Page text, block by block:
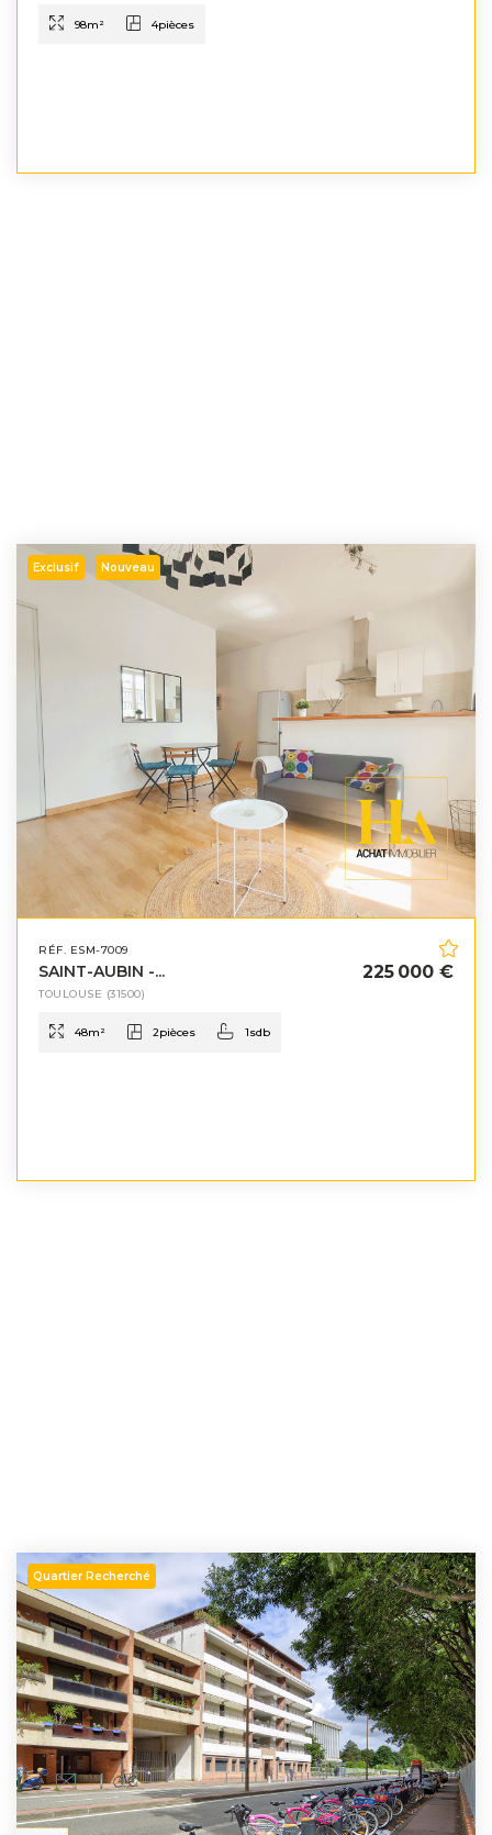
98m² 4pièces
Exclusif Nouveau
RÉF. ESM-7009
SAINT-AUBIN -...
TOULOUSE (31500)
225 000 €
48m² 2pièces 1sdb
Quartier Recherché